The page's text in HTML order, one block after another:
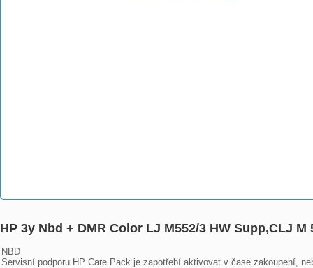
HP 3y Nbd + DMR Color LJ M552/3 HW Supp,CLJ
NBD
Servisní podporu HP Care Pack je zapotřebí aktivovat v čase zakoupení,